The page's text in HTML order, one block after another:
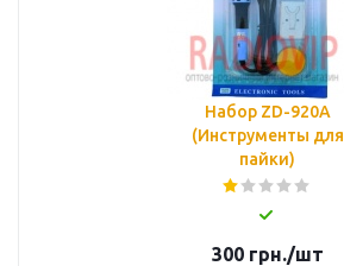
Набор ZD-920A
(Инструменты для
пайки)
300грн./шт